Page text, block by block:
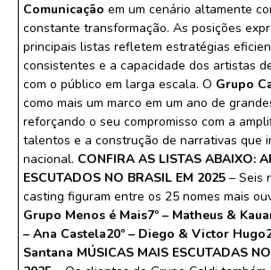
Comunicação em um cenário altamente
constante transformação. As posições
principais listas refletem estratégias
consistentes e a capacidade dos artistas
com o público em larga escala. O Grupo
como mais um marco em um ano de
reforçando o seu compromisso com a
talentos e a construção de narrativas que
nacional. CONFIRA AS LISTAS ABAIXO:
ESCUTADOS NO BRASIL EM 2025 – Seis
casting figuram entre os 25 nomes mais
Grupo Menos é Mais7º – Matheus &
– Ana Castela20º – Diego & Victor Hugo
Santana MÚSICAS MAIS ESCUTADAS